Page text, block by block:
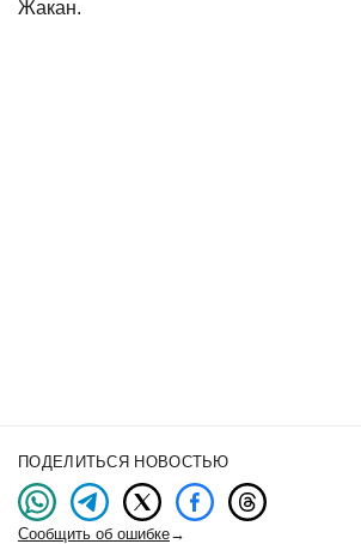
Жакан.
ПОДЕЛИТЬСЯ НОВОСТЬЮ
Сообщить об ошибке→